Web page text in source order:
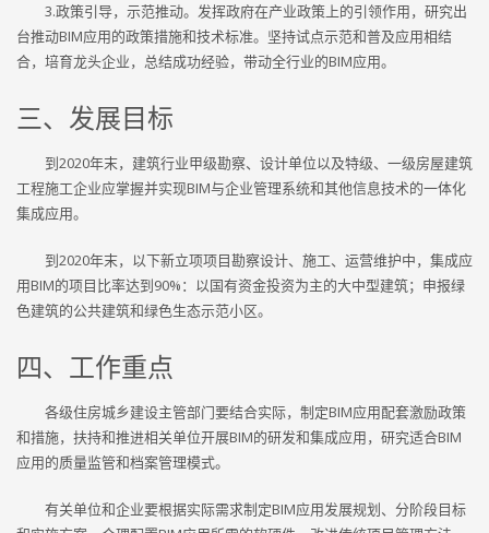
3.政策引导，示范推动。发挥政府在产业政策上的引领作用，研究出
台推动BIM应用的政策措施和技术标准。坚持试点示范和普及应用相结
合，培育龙头企业，总结成功经验，带动全行业的BIM应用。
三、发展目标
到2020年末，建筑行业甲级勘察、设计单位以及特级、一级房屋建筑
工程施工企业应掌握并实现BIM与企业管理系统和其他信息技术的一体化
集成应用。
到2020年末，以下新立项项目勘察设计、施工、运营维护中，集成应
用BIM的项目比率达到90%：以国有资金投资为主的大中型建筑；申报绿
色建筑的公共建筑和绿色生态示范小区。
四、工作重点
各级住房城乡建设主管部门要结合实际，制定BIM应用配套激励政策
和措施，扶持和推进相关单位开展BIM的研发和集成应用，研究适合BIM
应用的质量监管和档案管理模式。
有关单位和企业要根据实际需求制定BIM应用发展规划、分阶段目标